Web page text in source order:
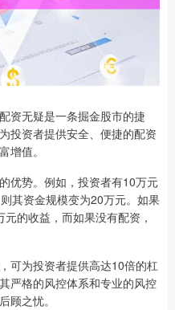
资无疑是一条掘金股市的捷
投资者提供安全、便捷的配资
增值。
优势。例如，投资者有10万元
其资金规模变为20万元。如果
的收益，而如果没有配资，
可为投资者提供高达10倍的杠
严格的风控体系和专业的风控
顾之忧。